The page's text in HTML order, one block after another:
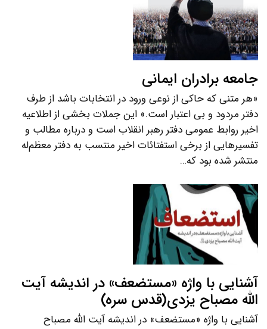
جامعه برادران ایمانی
«هر متنی که حاکی از نوعی ورود در انتخابات باشد از طرف
دفتر مردود و بی اعتبار است.» این جملات بخشی از اطلاعیه
اخیر روابط عمومی دفتر رهبر انقلاب است و درباره مطالب و
تفسیرهایی از برخی استفتائات اخیر منتسب به دفتر معظم‌له
منتشر شده بود که…
آشنایی با واژه «مستضعف» در اندیشه آیت
الله مصباح یزدی(قدس سره)
آشنایی با واژه «مستضعف» در اندیشه آیت الله مصباح